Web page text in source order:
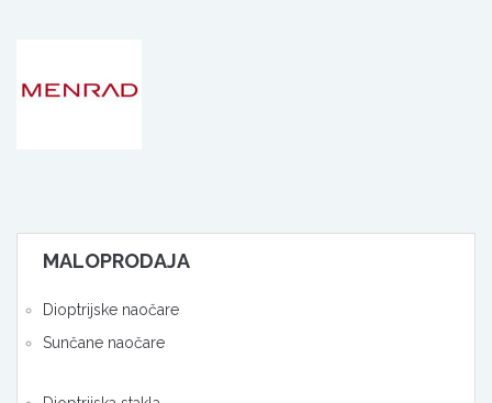
MALOPRODAJA
Dioptrijske naočare
Sunčane naočare